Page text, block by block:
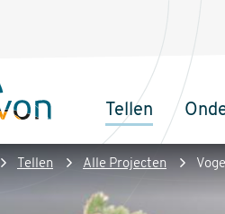
Tellen
Tellen Alle Projecten